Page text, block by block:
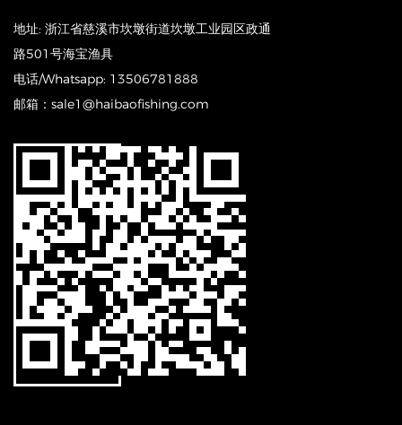
地址: 浙江省慈溪市坎墩街道坎墩工业园区政通
路501号海宝渔具
电话/Whatsapp: 13506781888
邮箱：sale1@haibaofishing.com